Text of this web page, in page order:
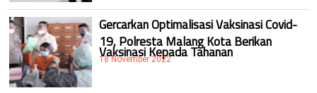
Gercarkan Optimalisasi Vaksinasi Covid-
19, Polresta Malang Kota Berikan
Vaksinasi Kepada Tahanan
18 November 2022